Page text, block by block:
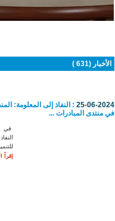
الأخبار (631 )
25-06-2024 : النفاذ إلى المعلومة:
في منتدى المبادرات ...
في
إقرأ